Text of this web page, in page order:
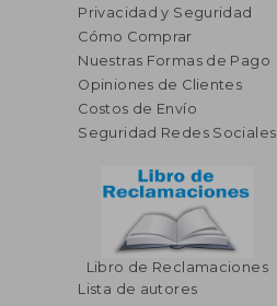
Privacidad y Seguridad
Cómo Comprar
Nuestras Formas de Pago
Opiniones de Clientes
Costos de Envío
Seguridad Redes Sociales
Libro de Reclamaciones
Lista de autores